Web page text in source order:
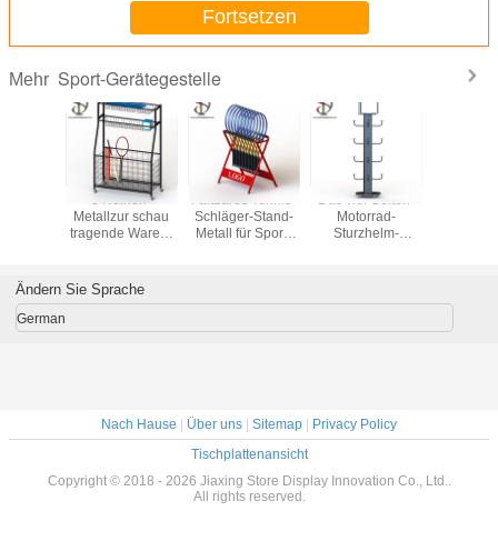
Fortsetzen
Mehr Sport-Gerätegestelle
steht
3 Reihen-
Metallzur schau
tragende Waren-
Speicher-Stand
Faltbares Tennis-
Schläger-Stand-
Metall für Sport-
Das vier Seiten-
Motorrad-
Sturzhelm-
Ausstellungsstand
Ändern Sie Sprache
German
Nach Hause | Über uns | Sitemap | Privacy Policy
Tischplattenansicht
Copyright © 2018 - 2026 Jiaxing Store Display Innovation Co., Ltd..
All rights reserved.